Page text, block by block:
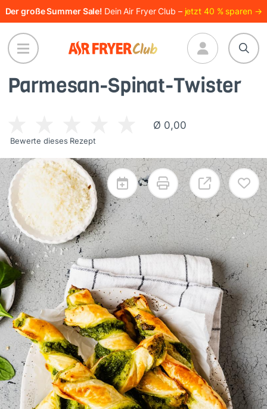
Direkt
zum
Inhalt
Der große Summer Sale! Dein Air Fryer Club – jetzt 40 % sparen →
Parmesan-Spinat-Twister
Ø 0,00
Bewerte dieses Rezept